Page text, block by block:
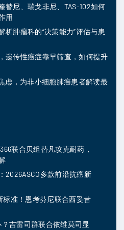
替尼、瑞戈非尼、TAS-102如何
用
析肿瘤科的“决策能力”评估与患
遗传性癌症靠早筛查，如何提升
虑，为非小细胞肺癌患者解读最
联合贝组替凡攻克耐药，
2026ASCO多款前沿抗癌新
标准！恩考芬尼联合西妥昔
吉雷司群联合依维莫司显